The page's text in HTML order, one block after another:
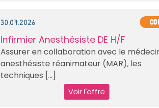
30.07.2026 CDI
Infirmier Anesthésiste DE H/F
Assurer en collaboration avec le
anesthésiste réanimateur (MAR), les
techniques [...]
Voir l'offre